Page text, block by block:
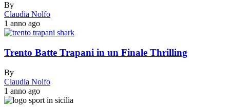
By
Claudia Nolfo
1 anno ago
Trento Batte Trapani in un Finale Thrilling
By
Claudia Nolfo
1 anno ago